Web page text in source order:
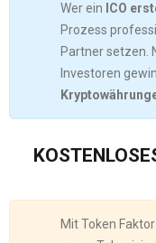
Wer ein ICO
Prozess
Partner setzen.
Investoren
Mit Token